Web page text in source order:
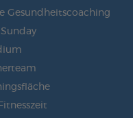
Gesundheitscoaching